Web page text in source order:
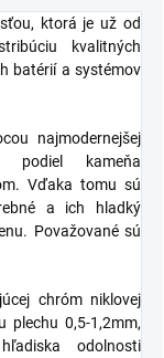
ktorá je už od
kvalitných
batérií a systémov
najmodernejšej
podiel kameňa
Vďaka tomu sú
a ich hladký
Považované sú
chróm niklovej
plechu 0,5-1,2mm,
odolnosti